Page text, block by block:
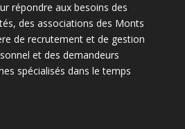
répondre aux besoins des
des associations des Monts
de recrutement et de gestion
et des demandeurs
spécialisés dans le temps